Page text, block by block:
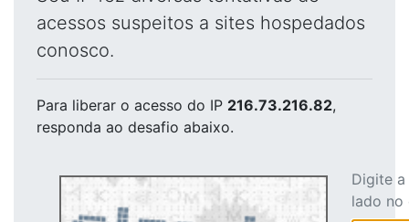
acessos suspeitos a sites hospedados
conosco.
Para liberar o acesso do IP 216.73.216.82,
responda ao desafio abaixo.
Digite
lado no